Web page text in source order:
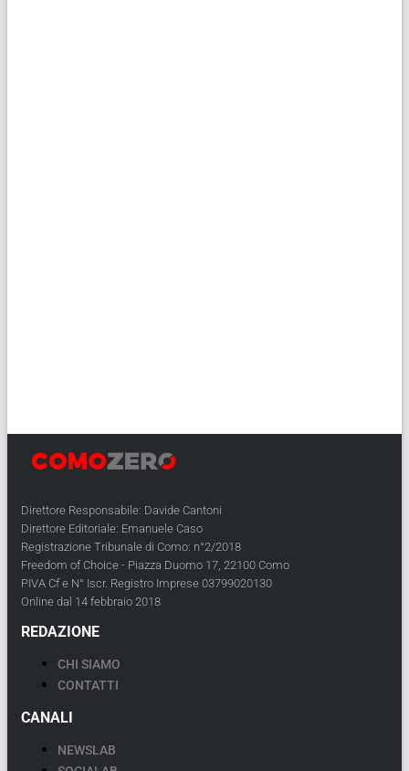
Direttore Responsabile: Davide Cantoni
Direttore Editoriale: Emanuele Caso
Registrazione Tribunale di Como: n°2/2018
Freedom of Choice - Piazza Duomo 17, 22100 Como
PIVA Cf e N° Iscr. Registro Imprese 03799020130
Online dal 14 febbraio 2018
REDAZIONE
CHI SIAMO
CONTATTI
CANALI
NEWSLAB